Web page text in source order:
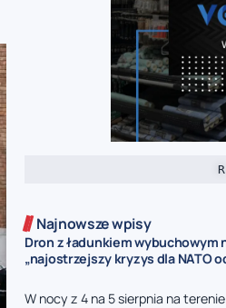
Najnowsze wpisy
Dron z ładunkiem wybuchowym
„najostrzejszy kryzys dla NATO
W nocy z 4 na 5 sierpnia na